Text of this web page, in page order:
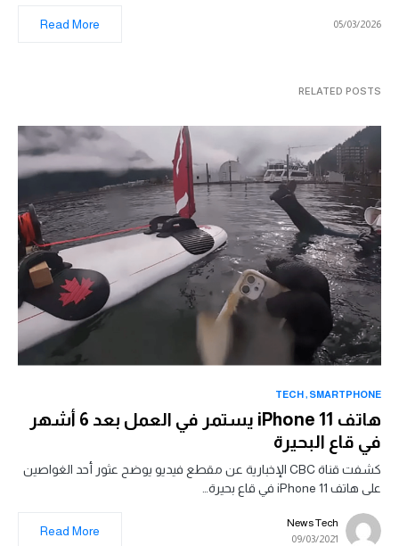
05/03/2026
Read More
RELATED POSTS
SMARTPHONE
TECH
هاتف iPhone 11 يستمر في العمل بعد 6 أشهر
في قاع البحيرة
كشفت قناة CBC الإخبارية عن مقطع فيديو يوضح عثور أحد الغواصين
على هاتف iPhone 11 في قاع بحيرة…
News Tech
09/03/2021
Read More